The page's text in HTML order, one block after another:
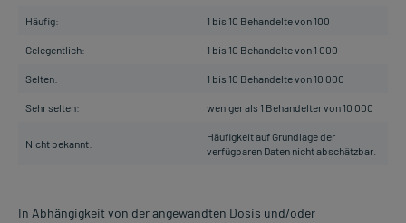
Häufig: 1 bis 10 Behandelte von 100
Gelegentlich: 1 bis 10 Behandelte von 1 000
Selten: 1 bis 10 Behandelte von 10 000
Sehr selten: weniger als 1 Behandelter von 10 000
Nicht bekannt:
Häufigkeit auf Grundlage der
verfügbaren Daten nicht abschätzbar.
In Abhängigkeit von der angewandten Dosis und/oder